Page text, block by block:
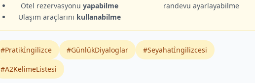
Otel rezervasyonu yapabilme
Ulaşım araçlarını kullanabilme
randevu ayarlayabilme
#Pratikİngilizce #GünlükDiyaloglar #Seyahatİngilizcesi
#A2KelimeListesi